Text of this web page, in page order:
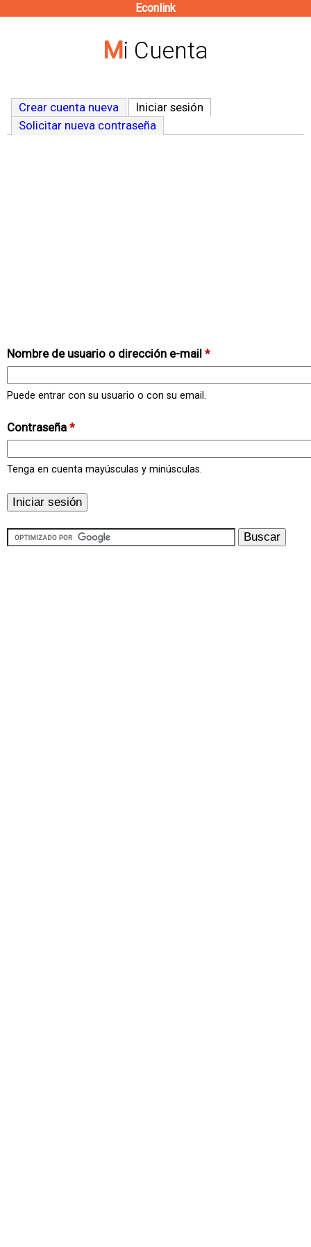
contenido
Econlink
Mi Cuenta
Crear cuenta nueva Iniciar sesión
Solicitar nueva contraseña
Nombre de usuario o dirección e-mail *
Puede entrar con su usuario o con su email.
Contraseña *
Tenga en cuenta mayúsculas y minúsculas.